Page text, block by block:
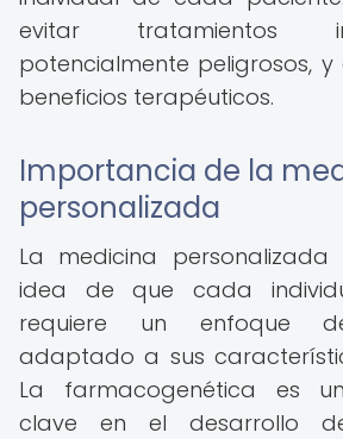
evitar tratamientos
potencialmente peligrosos,
beneficios terapéuticos.
Importancia de la
personalizada
La medicina
idea de que cada
requiere un enfoque
adaptado a sus
La farmacogenética es
clave en el desarrollo